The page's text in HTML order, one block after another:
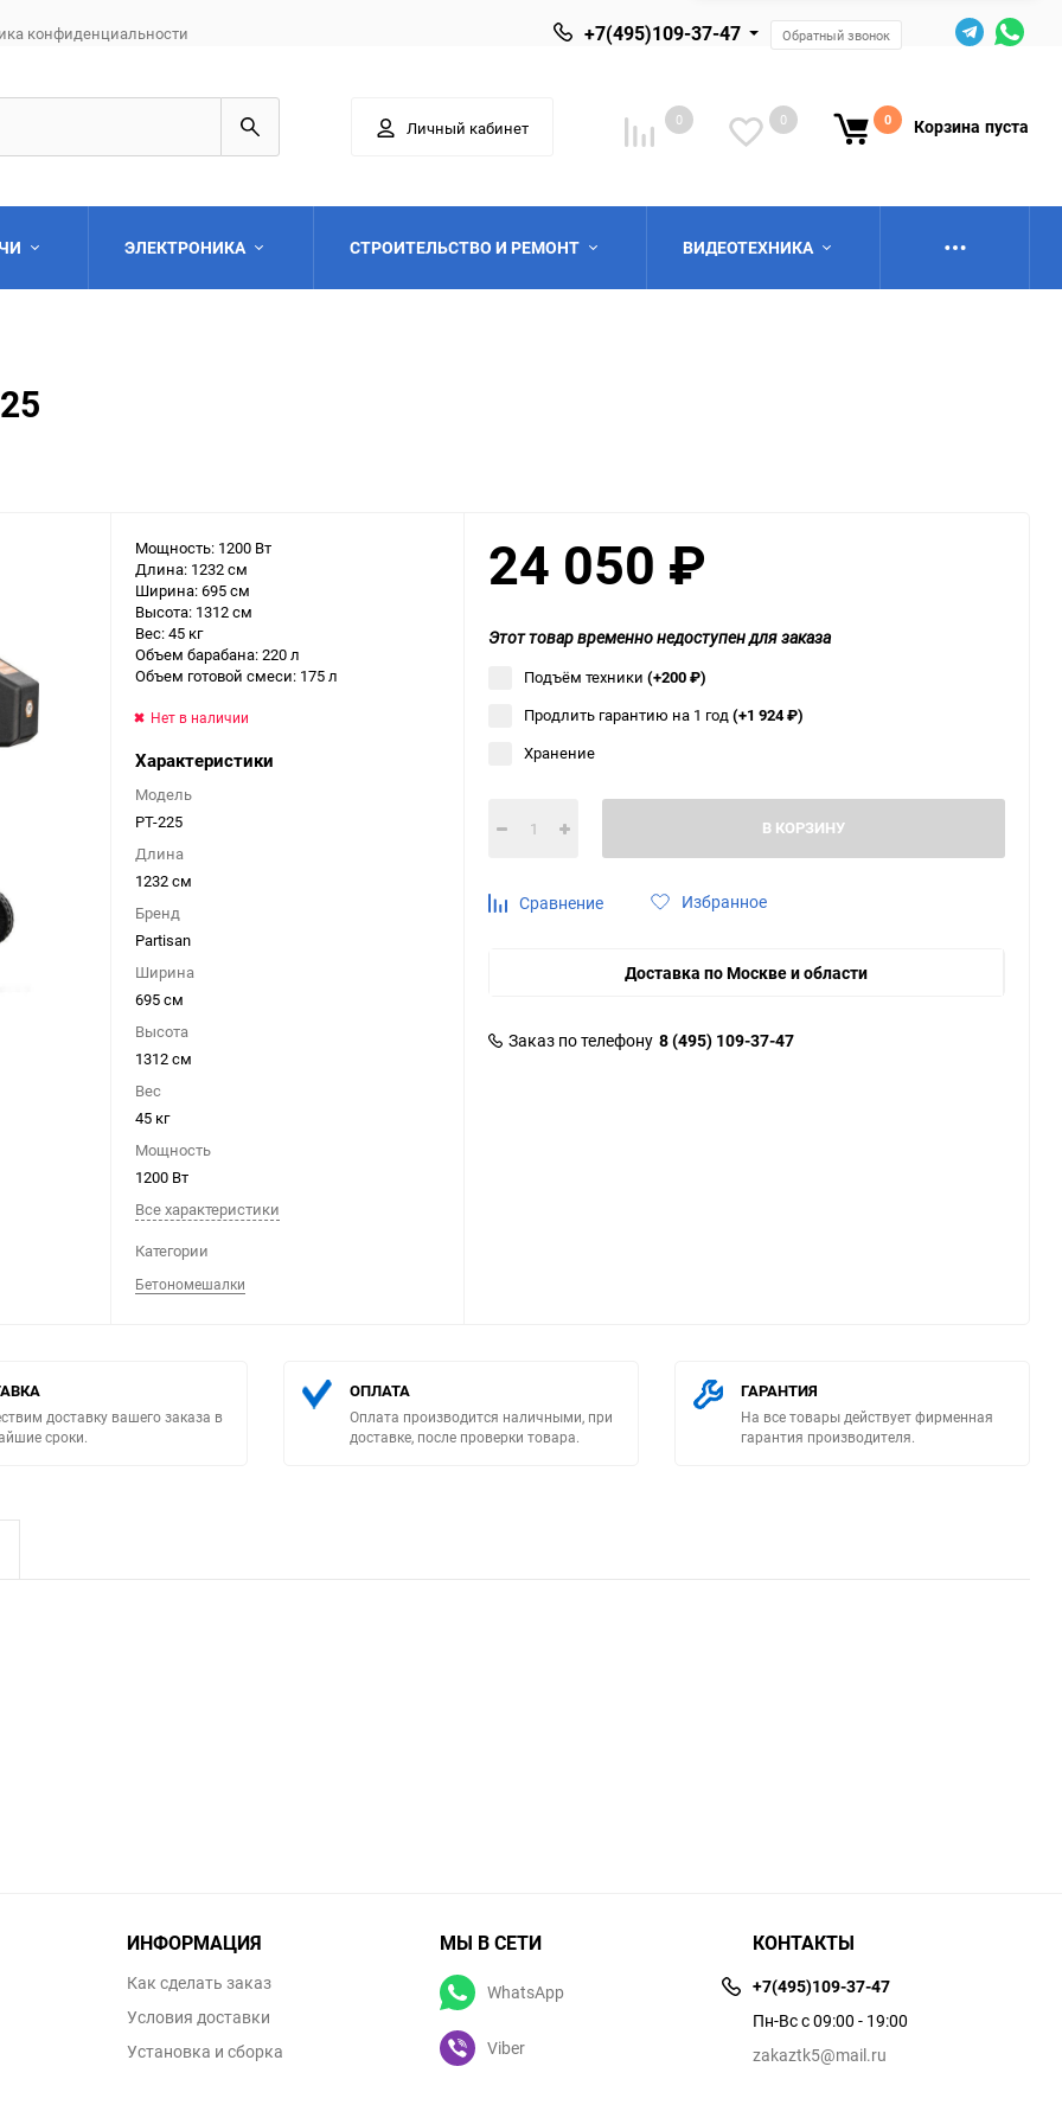
конфиденциальности +7(495)109-37-47 Обратный звонок
Личный кабинет 0 0 0 Корзина пуста
Выберите категорию
ЭЛЕКТРОНИКА СТРОИТЕЛЬСТВО И РЕМОНТ ВИДЕОТЕХНИКА
Мощность: 1200 Вт
Длина: 1232 см
Ширина: 695 см
Высота: 1312 см
Вес: 45 кг
Объем барабана: 220 л
Объем готовой смеси: 175 л
Нет в наличии
Характеристики
Модель
PT-225
Длина
1232 см
Бренд
Partisan
Ширина
695 см
Высота
1312 см
Вес
45 кг
Мощность
1200 Вт
Все характеристики
Категории
Бетономешалки
24 050 ₽
Этот товар временно недоступен для заказа
Подъём техники (+200₽)
Продлить гарантию на 1 год(+1 924₽)
Хранение
В КОРЗИНУ
Сравнение Избранное
Доставка по Москве и области
Заказ по телефону 8 (495) 109-37-47
доставку вашего заказа в
сроки.
ОПЛАТА
Оплата производится наличными, при
доставке, после проверки товара.
ГАРАНТИЯ
На все товары действует фирменная
гарантия производителя.
ИНФОРМАЦИЯ
Как сделать заказ
Условия доставки
Установка и сборка
МЫ В СЕТИ
WhatsApp
Viber
КОНТАКТЫ
+7(495)109-37-47
Пн-Вс с 09:00 - 19:00
zakaztk5@mail.ru